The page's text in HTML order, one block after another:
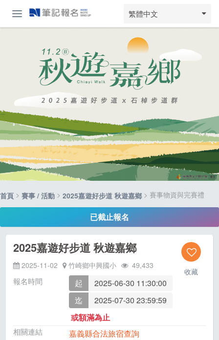
繁體中文
首頁 > 賽事 / 活動 > 2025嘉遊好步道 秋遊嘉鄉 > 賽事物資與完賽禮
已截止報名
收藏
2025嘉遊好步道 秋遊嘉鄉
2025-11-02 竹崎鄉中興國小 49,433
報名時間 起
2025-06-30 11:30:00
迄
2025-07-30 23:59:59
或額滿為止
相關連結 嘉義縣合法旅宿查詢